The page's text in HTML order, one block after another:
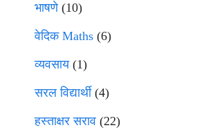
भाषणे(10)
वेदिक Maths (6)
व्यवसाय(1)
सरल विद्यार्थी(4)
हस्ताक्षर सराव (22)